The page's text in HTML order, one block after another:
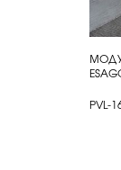
PVL-